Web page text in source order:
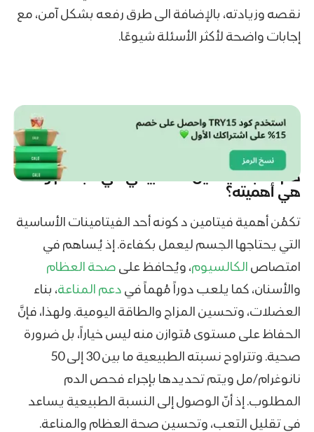
نقصه وزيادته، بالإضافة الى طرق رفعه بشكل آمن، مع
إجابات واضحة لأكثر الأسئلة شيوعًا.
كم نسبه فيتامين د الطبيعي في الجسم وما
هي أهميته؟
تكمُن أهمية فيتامين د كونه أحد الفيتامينات الأساسية
التي يحتاجها الجسم ليعمل بكفاءة. إذ يُساهم في
امتصاص الكالسيوم، ويُحافظ على صحة العظام
والأسنان، كما يلعب دوراً مُهماً في دعم المناعة، بناء
العضلات، وتحسين المزاج والطاقة اليومية. ولهذا، فإنَّ
الحفاظ على مستوى مُتوازن منه ليس خياراً، بل ضرورة
صحية. وتتراوح نسبته الطبيعية ما بين 30 إلى 50
نانوغرام/مل ويتم تحديدها بإجراء فحص الدم
المطلوب. إذ أنّ الوصول إلى النسبة الطبيعية يساعد
في تقليل التعب، وتحسين صحة العظام والمناعة.